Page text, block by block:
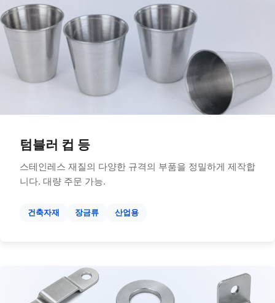
텀블러 컵 등
스테인레스 재질의 다양한 규격의 부품을 정밀하게 제작합
니다. 대량 주문 가능.
건축자재 장금류 산업용